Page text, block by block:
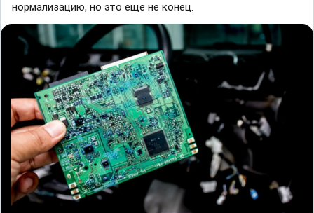
нормализацию, но это еще не конец.